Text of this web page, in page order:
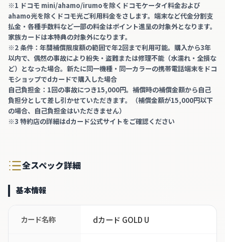
※1 ドコモ mini/ahamo/irumoを除くドコモケータイ料金および
ahamo光を除くドコモ光ご利用料金をさします。端末など代金分割支
払金・各種手数料など一部の料金はポイント進呈の対象外となります。
家族カードは本特典の対象外になります。
※2 条件：年間補償限度額の範囲で年2回まで利用可能。購入から3年
以内で、偶然の事故により紛失・盗難または修理不能（水濡れ・全損な
ど）となった場合。新たに同一機種・同一カラーの携帯電話端末をドコ
モショップでdカードで購入した場合
自己負担金：1回の事故につき15,000円。補償時の補償金額から自己
負担分として差し引かせていただきます。（補償金額が15,000円以下
の場合、自己負担金はいただきません）
※3 特約店の詳細はdカード公式サイトをご確認ください
全スペック詳細
基本情報
カード名称 dカード GOLD U